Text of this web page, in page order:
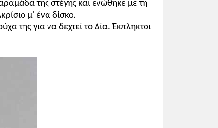
της στέγης και ενώθηκε με τη
μ' ένα δίσκο.
της για να δεχτεί το Δία. Έκπληκτοι